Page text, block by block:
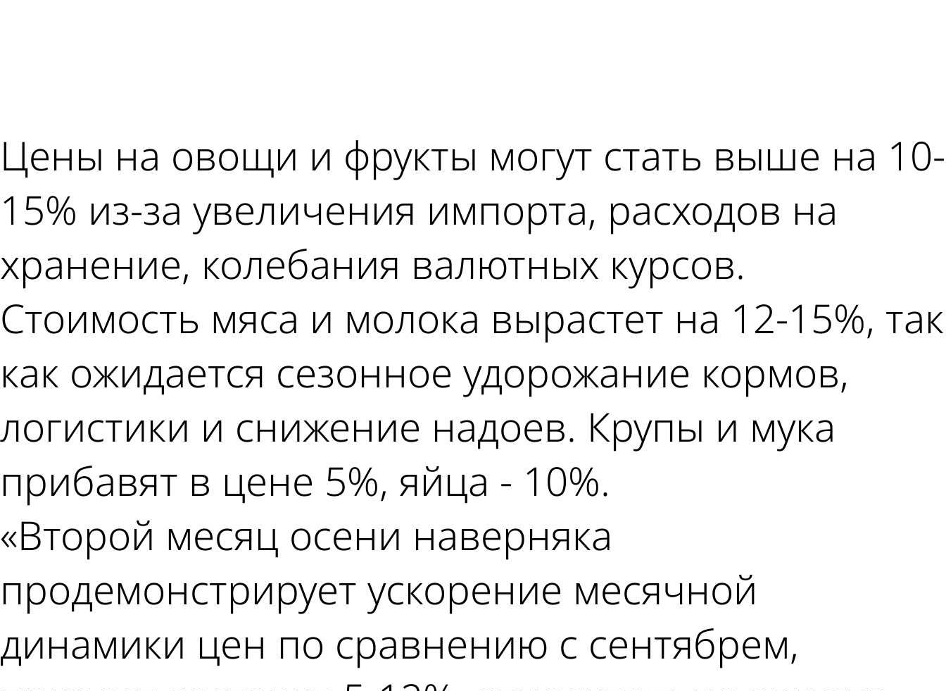
Цены на овощи и фрукты могут стать выше на 10-
15% из-за увеличения импорта, расходов на
хранение, колебания валютных курсов.
Стоимость мяса и молока вырастет на 12-15%, так
как ожидается сезонное удорожание кормов,
логистики и снижение надоев. Крупы и мука
прибавят в цене 5%, яйца - 10%.
«Второй месяц осени наверняка
продемонстрирует ускорение месячной
динамики цен по сравнению с сентябрем,